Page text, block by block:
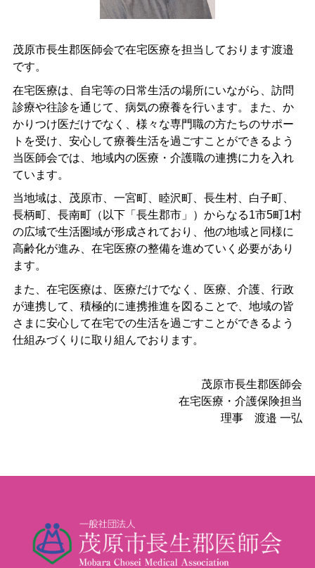
茂原市長生郡医師会で在宅医療を担当しております渡邉
です。
在宅医療は、自宅等の日常生活の場所にいながら、訪問
診療や往診を通じて、病気の療養を行います。また、か
かりつけ医だけでなく、様々な専門職の方たちのサポー
トを受け、安心して療養生活を過ごすことができるよう
当医師会では、地域内の医療・介護職の連携に力を入れ
ています。
当地域は、茂原市、一宮町、睦沢町、長生村、白子町、
長柄町、長南町（以下「長生郡市」）からなる1市5町1村
の広域で生活圏域が形成されており、他の地域と同様に
高齢化が進み、在宅医療の整備を進めていく必要があり
ます。
また、在宅医療は、医療だけでなく、医療、介護、行政
が連携して、積極的に連携推進を図ることで、地域の皆
さまに安心して在宅での生活を過ごすことができるよう
仕組みづくりに取り組んでおります。
茂原市長生郡医師会
在宅医療・介護保険担当
理事 渡邉 一弘